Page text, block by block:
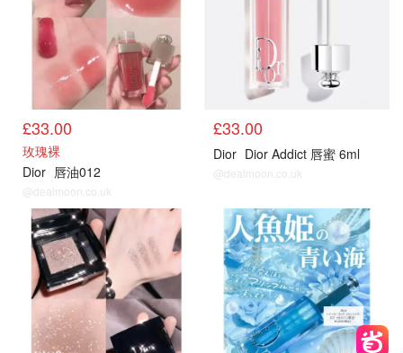
£33.00
玫瑰裸
Dior 唇油012
@dealmoon.co.uk
£33.00
Dior Dior Addict 唇蜜 6ml
@dealmoon.co.uk
热卖 热卖